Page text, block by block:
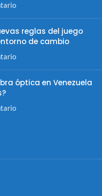
reglas del juego
de cambio
óptica en Venezuela